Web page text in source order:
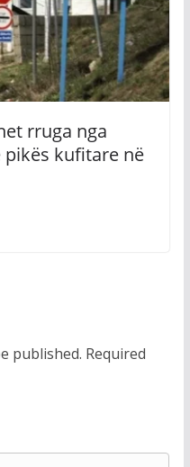
rruga nga
pikës kufitare në
published. Required